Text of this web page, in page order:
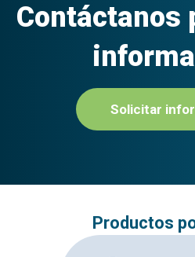
Contáctanos
Solicitar
Productos